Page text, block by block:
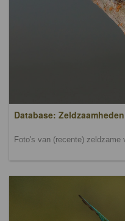
Database: Zeldzaamheden
Foto's van (recente) zeldzame